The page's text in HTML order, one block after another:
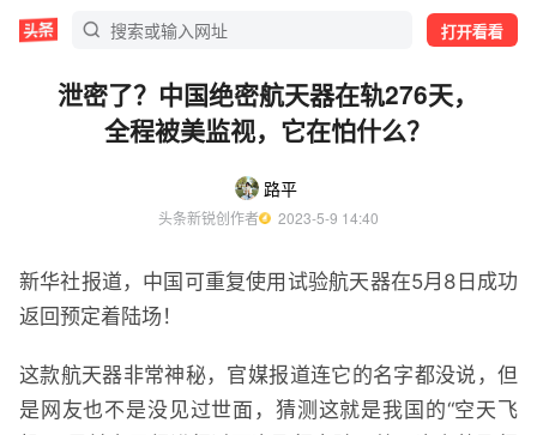
打开看看
泄密了？中国绝密航天器在轨276天，
全程被美监视，它在怕什么？
路平
头条新锐创作者
  2023-5-9 14:40
新华社报道，中国可重复使用试验航天器在5月8日成功
返回预定着陆场！
这款航天器非常神秘，官媒报道连它的名字都没说，但
是网友也不是没见过世面，猜测这就是我国的“空天飞